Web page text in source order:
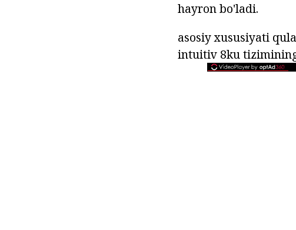
hayron bo'ladi.
asosiy xususiyati
intuitiv 8ku